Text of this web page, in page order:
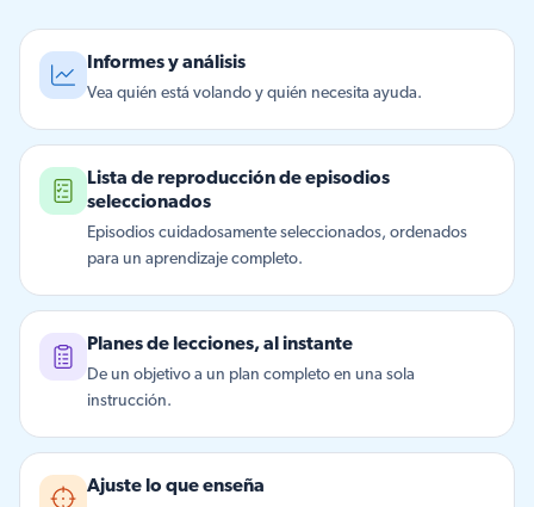
Informes y análisis
Vea quién está volando y quién necesita ayuda.
Lista de reproducción de episodios
seleccionados
Episodios cuidadosamente seleccionados, ordenados
para un aprendizaje completo.
Planes de lecciones, al instante
De un objetivo a un plan completo en una sola
instrucción.
Ajuste lo que enseña